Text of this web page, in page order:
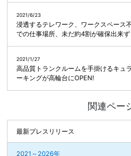
2021/6/23
浸透するテレワーク、ワークスペー
での仕事場所、未だ約4割が確保出来ず
2021/1/27
高品質トランクルームを手掛けるキュ
ーキングが高輪台にOPEN!
関連ペー
最新プレスリリース
2021～2026年